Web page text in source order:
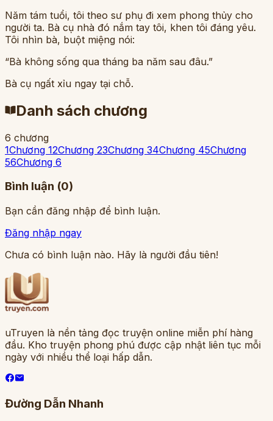
Năm tám tuổi, tôi theo sư phụ đi xem phong thủy cho
người ta. Bà cụ nhà đó nắm tay tôi, khen tôi đáng yêu.
Tôi nhìn bà, buột miệng nói:
“Bà không sống qua tháng ba năm sau đâu.”
Bà cụ ngất xỉu ngay tại chỗ.
Danh sách chương
6 chương
1Chương 12Chương 23Chương 34Chương 45Chương
56Chương 6
Bình luận (0)
Bạn cần đăng nhập để bình luận.
Đăng nhập ngay
Chưa có bình luận nào. Hãy là người đầu tiên!
uTruyen là nền tảng đọc truyện online miễn phí hàng
đầu. Kho truyện phong phú được cập nhật liên tục mỗi
ngày với nhiều thể loại hấp dẫn.
Đường Dẫn Nhanh